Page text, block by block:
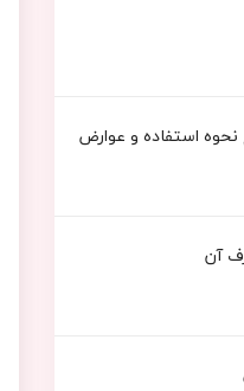
نحوه استفاده و عوارض
آن